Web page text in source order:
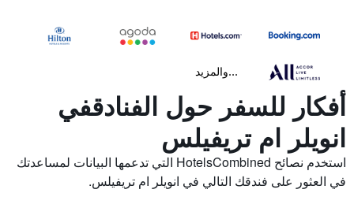
...والمزيد
أفكار للسفر حول الفنادقفي
انويلر ام تريفيلس
استخدم نصائح HotelsCombined التي تدعمها البيانات لمساعدتك
في العثور على فندقك التالي في انويلر ام تريفيلس.